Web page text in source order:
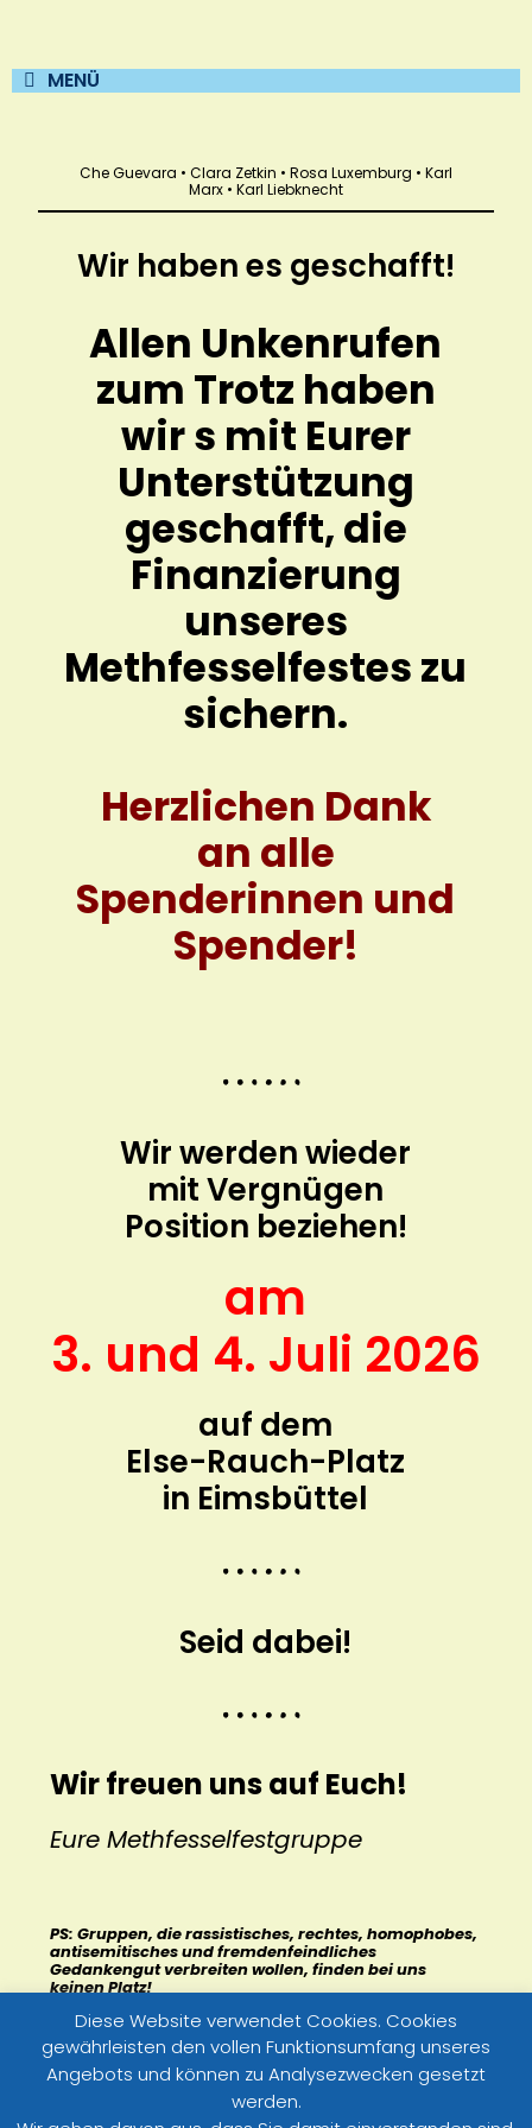
MENÜ
Che Guevara • Clara Zetkin • Rosa Luxemburg • Karl
Marx• Karl Liebknecht
Wir haben es geschafft!
Allen Unkenrufen
zum Trotz haben
wir s mit Eurer
Unterstützung
geschafft, die
Finanzierung
unseres
Methfesselfestes zu
sichern.
Herzlichen Dank
an alle
Spenderinnen und
Spender!
Wir werden wieder
mit Vergnügen
Position beziehen!
am
3. und 4. Juli 2026
auf dem
Else-Rauch-Platz
in Eimsbüttel
Seid dabei!
Wir freuen uns auf Euch!
Eure Methfesselfestgruppe
PS: Gruppen, die rassistisches, rechtes, homophobes,
antisemitisches und fremdenfeindliches
Gedankengut verbreiten wollen, finden bei uns
keinen Platz!
Diese Website verwendet Cookies. Cookies
gewährleisten den vollen Funktionsumfang unseres
Angebots und können zu Analysezwecken gesetzt
werden.